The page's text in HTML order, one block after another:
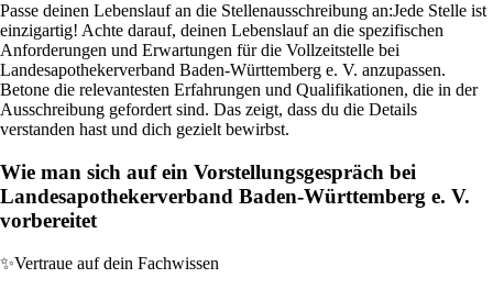
Passe deinen Lebenslauf an die Stellenausschreibung an:Jede Stelle ist
einzigartig! Achte darauf, deinen Lebenslauf an die spezifischen
Anforderungen und Erwartungen für die Vollzeitstelle bei
Landesapothekerverband Baden-Württemberg e. V. anzupassen.
Betone die relevantesten Erfahrungen und Qualifikationen, die in der
Ausschreibung gefordert sind. Das zeigt, dass du die Details
verstanden hast und dich gezielt bewirbst.
Wie man sich auf ein Vorstellungsgespräch bei
Landesapothekerverband Baden-Württemberg e. V.
vorbereitet
✨Vertraue auf dein Fachwissen